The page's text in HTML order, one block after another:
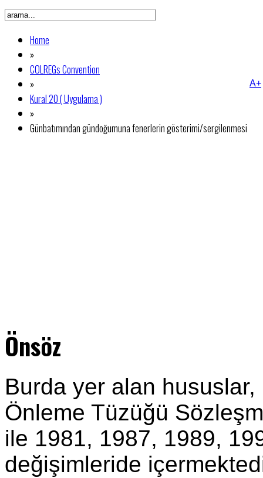
Home
»
COLREGs Convention
»
Kural 20 ( Uygulama )
»
Günbatımından gündoğumuna fenerlerin gösterimi/sergilenmesi
A+
Önsöz
Burda yer alan hususlar,
Önleme Tüzüğü
ile 1981, 1987, 1989,
değişimleride